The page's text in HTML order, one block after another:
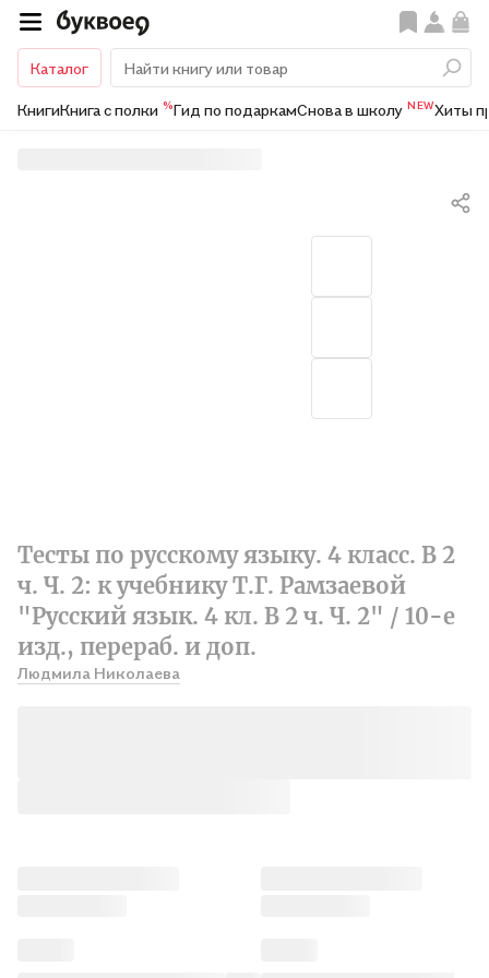
Каталог
КнигиКнига с полки %Гид по подаркамСнова в школу NEWХиты
Тесты по русскому языку. 4 класс. В 2
ч. Ч. 2: к учебнику Т.Г. Рамзаевой
"Русский язык. 4 кл. В 2 ч. Ч. 2" / 10-е
изд., перераб. и доп.
Людмила Николаева